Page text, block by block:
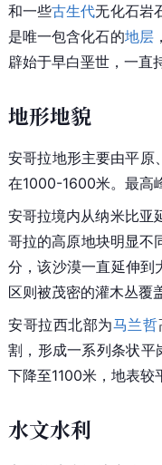
和一些古生代无化石岩
是唯一包含化石的地层
辟始于早白垩世，一直
地形地貌
安哥拉地形主要由平原
在1000-1600米。最高
安哥拉境内从纳米比亚
哥拉的高原地块明显不
分，该沙漠一直延伸到
区则被茂密的灌木丛覆
安哥拉西北部为马兰哲
割，形成一系列条状平
下降至1100米，地表
水文水利